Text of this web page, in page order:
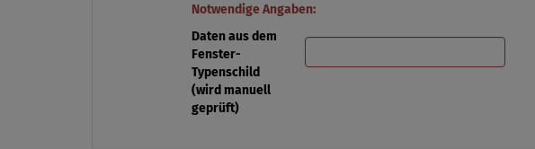
Notwendige Angaben:
Daten aus dem
Fenster-
Typenschild
(wird manuell
geprüft)